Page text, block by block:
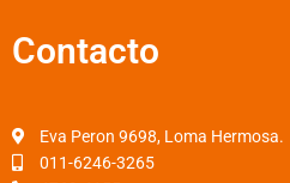
o
r
Contacto
Eva Peron 9698, Loma Hermosa.
011-6246-3265